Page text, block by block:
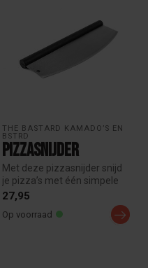
THE BASTARD KAMADO’S EN
BSTRD
Pizzasnijder
Met deze pizzasnijder snijd
je pizza’s met één simpele
kantelbeweging in tweeën.
27,95
Op voorraad